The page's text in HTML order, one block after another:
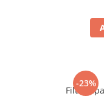
-23%
Filtru